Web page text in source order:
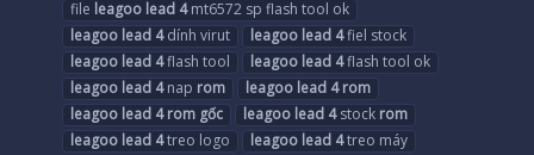
file leagoo lead 4mt6572 sp flash tool ok
leagoo lead 4dính virut leagoo lead 4fiel stock
leagoo lead 4flash tool leagoo lead 4flash tool ok
leagoo lead 4nap rom leagoo lead 4 rom
leagoo lead 4 rom gốc leagoo lead 4stock rom
leagoo lead 4treo logo leagoo lead 4treo máy